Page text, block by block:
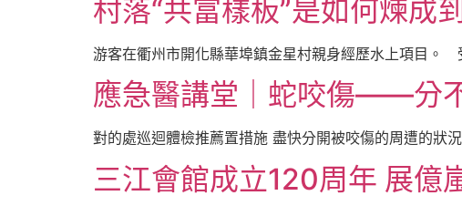
村落“共富樣板”是如何煉成
游客在衢州市開化縣華埠鎮金星村親身經歷水上項目。
應急醫講堂｜蛇咬傷——分
對的處巡迴體檢推薦置措施 盡快分開被咬傷的周遭的狀
三江會館成立120周年 展億